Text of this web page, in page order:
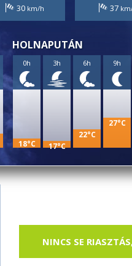
30 37
HOLNAPUTÁN
0h
18°C
3h
17°C
6h
22°C
9h
27°C
NINCS SE